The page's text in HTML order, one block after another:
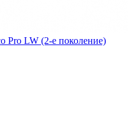
Pro LW (2-е поколение)